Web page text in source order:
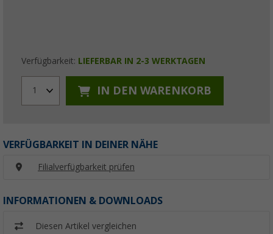
Verfügbarkeit: LIEFERBAR IN 2-3 WERKTAGEN
1 IN DEN WARENKORB
VERFÜGBARKEIT IN DEINER NÄHE
Filialverfügbarkeit prüfen
INFORMATIONEN & DOWNLOADS
Diesen Artikel vergleichen